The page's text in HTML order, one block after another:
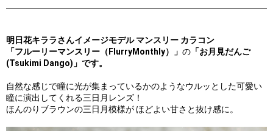
明日花キララさんイメージモデル マンスリー カラコン
「フルーリーマンスリー（FlurryMonthly）」 の 「お月見だんご
(Tsukimi Dango)」です。
自然な感じで瞳に光が集まっているかのようなウルッとした可愛い
瞳に演出してくれる三日月レンズ！
ほんのりブラウンの三日月模様が ほどよい甘さと抜け感に。